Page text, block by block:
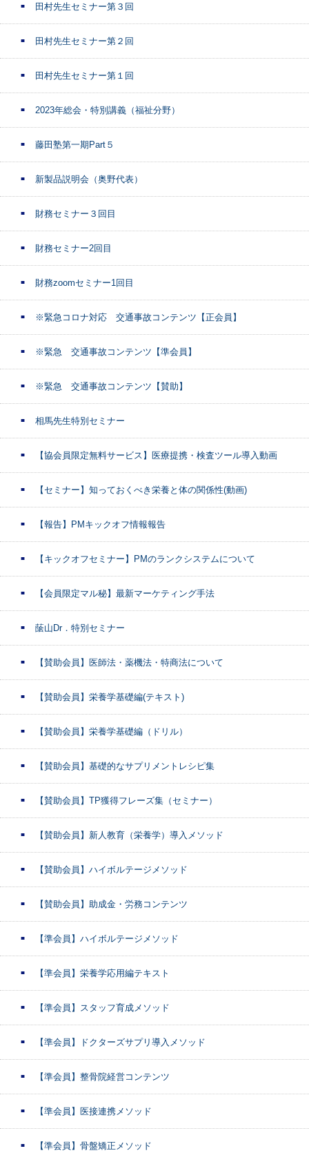
田村先生セミナー第３回
田村先生セミナー第２回
田村先生セミナー第１回
2023年総会・特別講義（福祉分野）
藤田塾第一期Part５
新製品説明会（奥野代表）
財務セミナー３回目
財務セミナー2回目
財務zoomセミナー1回目
※緊急コロナ対応 交通事故コンテンツ【正会員】
※緊急 交通事故コンテンツ【準会員】
※緊急 交通事故コンテンツ【賛助】
相馬先生特別セミナー
【協会員限定無料サービス】医療提携・検査ツール導入動画
【セミナー】知っておくべき栄養と体の関係性(動画)
【報告】PMキックオフ情報報告
【キックオフセミナー】PMのランクシステムについて
【会員限定マル秘】最新マーケティング手法
䕃山Dr．特別セミナー
【賛助会員】医師法・薬機法・特商法について
【賛助会員】栄養学基礎編(テキスト)
【賛助会員】栄養学基礎編（ドリル）
【賛助会員】基礎的なサプリメントレシピ集
【賛助会員】TP獲得フレーズ集（セミナー）
【賛助会員】新人教育（栄養学）導入メソッド
【賛助会員】ハイボルテージメソッド
【賛助会員】助成金・労務コンテンツ
【準会員】ハイボルテージメソッド
【準会員】栄養学応用編テキスト
【準会員】スタッフ育成メソッド
【準会員】ドクターズサプリ導入メソッド
【準会員】整骨院経営コンテンツ
【準会員】医接連携メソッド
【準会員】骨盤矯正メソッド